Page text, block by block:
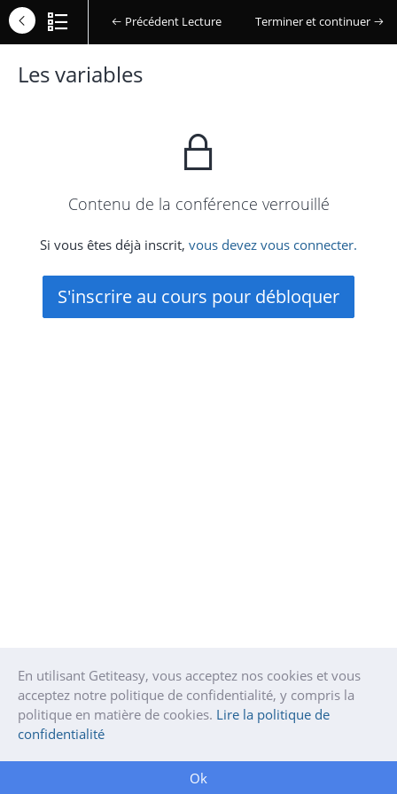
Précédent Lecture Terminer et continuer
Les variables
Contenu de la conférence verrouillé
Si vous êtes déjà inscrit, vous devez vous connecter.
S'inscrire au cours pour débloquer
En utilisant Getiteasy, vous acceptez nos cookies et vous
acceptez notre politique de confidentialité, y compris la
politique en matière de cookies. Lire la politique de
confidentialité
Ok